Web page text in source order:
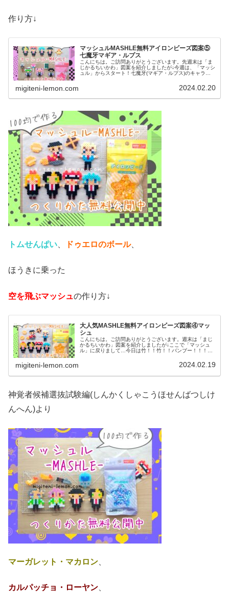
作り方↓
マッシュルMASHLE無料アイロンビーズ図案⑤
七魔牙マギア・ルプス
こんにちは。ご訪問ありがとうございます。先週末は「ま
じかるちいかわ」図案を紹介しましたが↓今週は、「マッシ
ュル」からスタート！七魔牙(マギア・ルプス)のキャラク
migiteni-lemon.com 2024.02.20
トムせんぱい ドゥエロのボール、
ほうきに乗った
空を飛ぶマッシュの作り方↓
大人気MASHLE無料アイロンビーズ図案④マッ
シュ
こんにちは。ご訪問ありがとうございます。週末は「まじ
かるちいかわ」図案を紹介しましたが↓ここで「マッシュ
ル」に戻りまして…今日は竹！！竹！！バンブー！！！先
migiteni-lemon.com 2024.02.19
神覚者候補選抜試験編(しんかくしゃこうほせんばつしけ
んへん)より
マーガレット・マカロン
カルパッチョ・ローヤン